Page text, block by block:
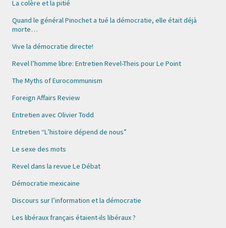
La colère et la pitié
Quand le général Pinochet a tué la démocratie, elle était déjà
morte…
Vive la démocratie directe!
Revel l’homme libre: Entretien Revel-Theis pour Le Point
The Myths of Eurocommunism
Foreign Affairs Review
Entretien avec Olivier Todd
Entretien “L’histoire dépend de nous”
Le sexe des mots
Revel dans la revue Le Débat
Démocratie mexicaine
Discours sur l’information et la démocratie
Les libéraux français étaient-ils libéraux ?